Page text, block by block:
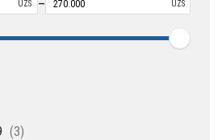
UZS – UZS
33